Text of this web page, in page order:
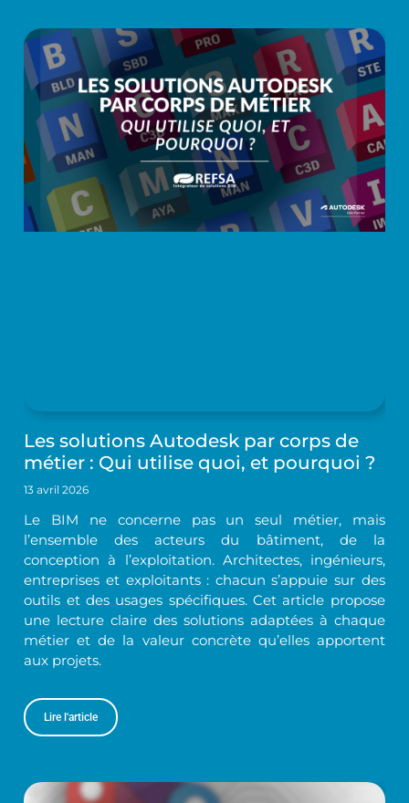
Les solutions Autodesk par corps de
métier : Qui utilise quoi, et pourquoi ?
13 avril 2026
Le BIM ne concerne pas un seul métier, mais
l’ensemble des acteurs du bâtiment, de la
conception à l’exploitation. Architectes, ingénieurs,
entreprises et exploitants : chacun s’appuie sur des
outils et des usages spécifiques. Cet article propose
une lecture claire des solutions adaptées à chaque
métier et de la valeur concrète qu’elles apportent
aux projets.
Lire l'article